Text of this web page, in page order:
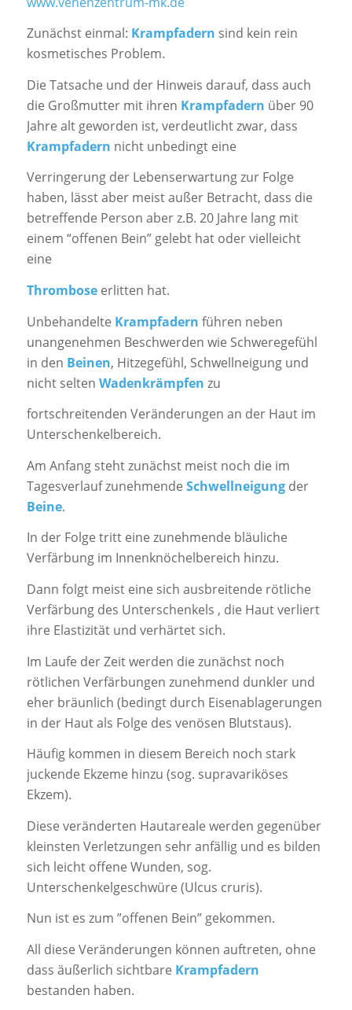
Zunächst einmal: Krampfadern sind kein rein
kosmetisches Problem.
Die Tatsache und der Hinweis darauf, dass auch
die Großmutter mit ihren Krampfadern über 90
Jahre alt geworden ist, verdeutlicht zwar, dass
Krampfadern nicht unbedingt eine
Verringerung der Lebenserwartung zur Folge
haben, lässt aber meist außer Betracht, dass die
betreffende Person aber z.B. 20 Jahre lang mit
einem “offenen Bein” gelebt hat oder vielleicht
eine
Thromboseerlitten hat.
Unbehandelte Krampfadern führen neben
unangenehmen Beschwerden wie Schweregefühl
in den Beinen, Hitzegefühl, Schwellneigung und
nicht selten Wadenkrämpfen zu
fortschreitenden Veränderungen an der Haut im
Unterschenkelbereich.
Am Anfang steht zunächst meist noch die im
Tagesverlauf zunehmende Schwellneigungder
Beine.
In der Folge tritt eine zunehmende bläuliche
Verfärbung im Innenknöchelbereich hinzu.
Dann folgt meist eine sich ausbreitende rötliche
Verfärbung des Unterschenkels , die Haut verliert
ihre Elastizität und verhärtet sich.
Im Laufe der Zeit werden die zunächst noch
rötlichen Verfärbungen zunehmend dunkler und
eher bräunlich (bedingt durch Eisenablagerungen
in der Haut als Folge des venösen Blutstaus).
Häufig kommen in diesem Bereich noch stark
juckende Ekzeme hinzu (sog. supravariköses
Ekzem).
Diese veränderten Hautareale werden gegenüber
kleinsten Verletzungen sehr anfällig und es bilden
sich leicht offene Wunden, sog.
Unterschenkelgeschwüre (Ulcus cruris).
Nun ist es zum ”offenen Bein” gekommen.
All diese Veränderungen können auftreten, ohne
dass äußerlich sichtbare Krampfadern
bestanden haben.